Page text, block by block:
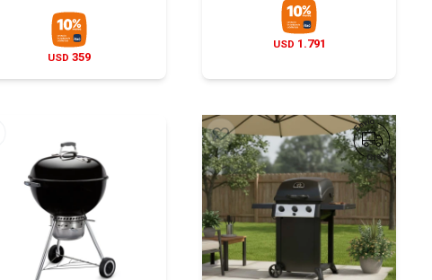
USD 359
USD 1.791